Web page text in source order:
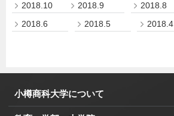
2018.10
2018.9 2018.8
2018.6
2018.5 2018.4
小樽商科大学について